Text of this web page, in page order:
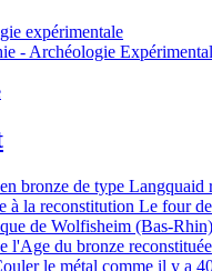
expérimentale
- Archéologie
bronze de type Langquaid
à la reconstitution Le four
de Wolfisheim (Bas-Rhin)
l'Age du bronze reconstituée
le métal comme il y a